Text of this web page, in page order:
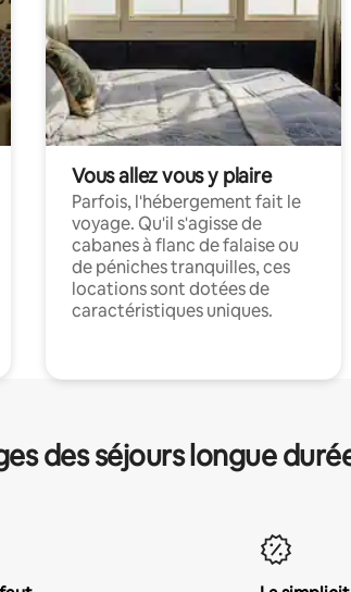
Vous allez vous y plaire
Parfois, l'hébergement fait le
voyage. Qu'il s'agisse de
cabanes à flanc de falaise ou
de péniches tranquilles, ces
locations sont dotées de
caractéristiques uniques.
des séjours longue